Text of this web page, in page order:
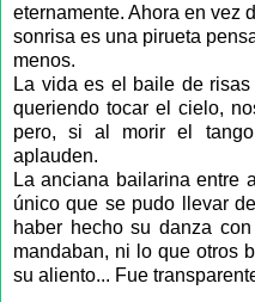
eternamente. Ahora en vez
sonrisa es una pirueta
menos.
La vida es el baile de
queriendo tocar el cielo,
pero, si al morir el
aplauden.
La anciana bailarina entre
único que se pudo llevar
haber hecho su danza
mandaban, ni lo que otros
su aliento... Fue